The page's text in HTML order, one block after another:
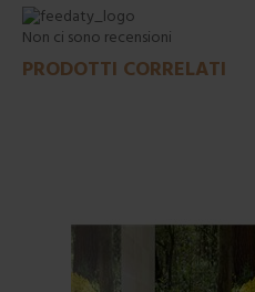
Non ci sono recensioni
PRODOTTI CORRELATI